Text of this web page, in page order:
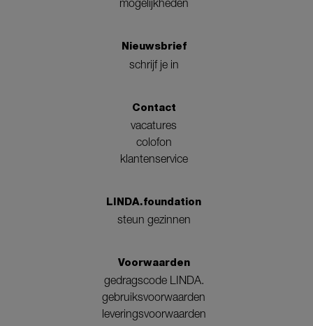
mogelijkheden
Nieuwsbrief
schrijf je in
Contact
vacatures
colofon
klantenservice
LINDA.foundation
steun gezinnen
Voorwaarden
gedragscode LINDA.
gebruiksvoorwaarden
leveringsvoorwaarden